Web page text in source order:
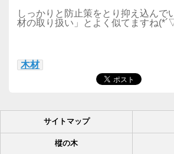
しっかりと防止策をとり抑え込んで
材の取り扱い」とよく似てますね
木材
サイトマップ
樅の木